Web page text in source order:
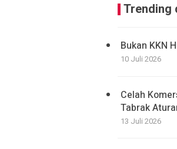
Trending
Bukan KKN
10 Juli 2026
Celah
Tabrak
13 Juli 2026